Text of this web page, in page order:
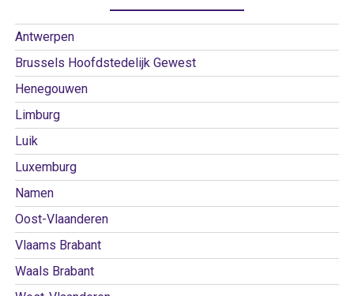
Antwerpen
Brussels Hoofdstedelijk Gewest
Henegouwen
Limburg
Luik
Luxemburg
Namen
Oost-Vlaanderen
Vlaams Brabant
Waals Brabant